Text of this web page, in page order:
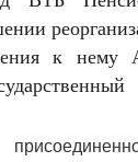
к нему